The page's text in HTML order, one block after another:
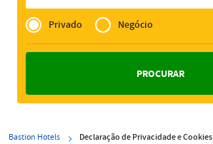
Privé
of
Zakelijk
Privado Negócio
Bastion Hotels Declaração de Privacidade e Cookies